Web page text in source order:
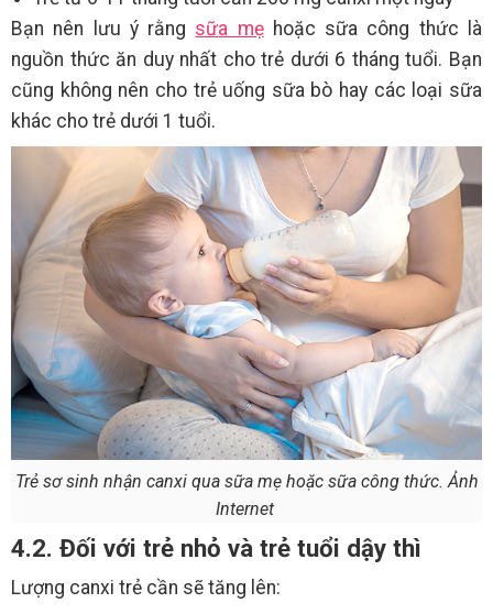
Bạn nên lưu ý rằng sữa mẹhoặc sữa công thức là
nguồn thức ăn duy nhất cho trẻ dưới 6 tháng tuổi. Bạn
cũng không nên cho trẻ uống sữa bò hay các loại sữa
khác cho trẻ dưới 1 tuổi.
Trẻ sơ sinh nhận canxi qua sữa mẹ hoặc sữa công thức. Ảnh
Internet
4.2. Đối với trẻ nhỏ và trẻ tuổi dậy thì
Lượng canxi trẻ cần sẽ tăng lên: